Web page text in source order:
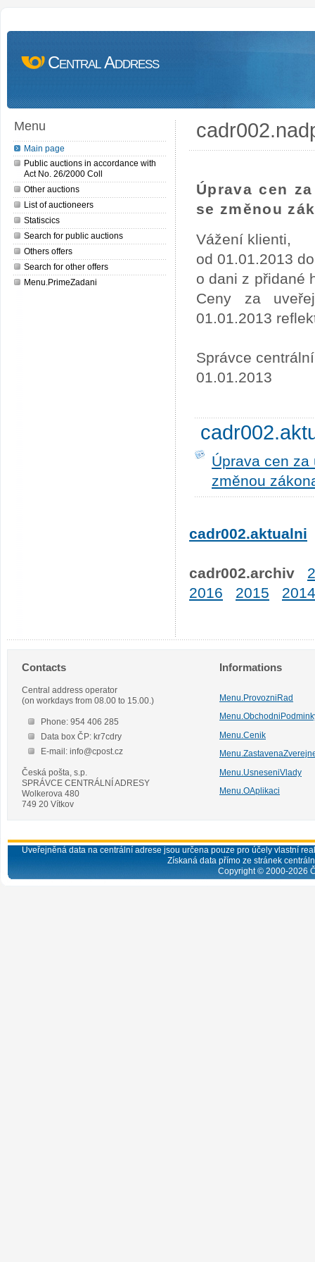
Central Address
Menu
Main page
Public auctions in accordance with
Act No. 26/2000 Coll
Other auctions
List of auctioneers
Statiscics
Search for public auctions
Others offers
Search for other offers
Menu.PrimeZadani
Úprava cen
se změnou
Vážení klienti,
od 01.01.2013
o dani z přidané
Ceny za
01.01.2013
Správce
01.01.2013
Úprava cen
změnou
cadr002.aktualni
cadr002.archiv
2016
2015 2014
Contacts
Central address operator
(on workdays from 08.00 to 15.00.)
Phone: 954 406 285
Data box ČP: kr7cdry
E-mail: info@cpost.cz
Česká pošta, s.p.
SPRÁVCE CENTRÁLNÍ ADRESY
Wolkerova 480
749 20 Vítkov
Informations
Menu.ProvozniRad
Menu.Cenik
Menu.UsneseniVlady
Menu.OAplikaci
Uveřejněná data na centrální adrese jsou určena pouze pro účely vlastní
Získaná data přímo ze stránek
Copyright © 2000-2026